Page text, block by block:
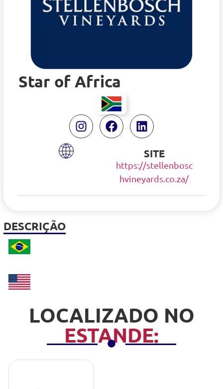
DESCRIÇÃO
LOCALIZADO NO
ESTANDE:
Star of Africa
SITE
https://stellenbosc
hvineyards.co.za/